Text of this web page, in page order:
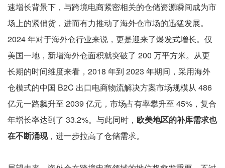
速增长背景下，与跨境电商紧密相关的仓储资源瞬间成为市
场上的紧俏货，进而有力推动了海外仓市场的迅猛发展。
2024 年对于海外仓行业来说，更是迎来了爆发式增长。仅
美国一地，新增海外仓面积就突破了 200 万平方米。从更
长期的时间维度来看，2018 年到 2023 年期间，采用海外
仓模式的中国 B2C 出口电商物流解决方案市场规模从 486
亿元一路飙升至 2039 亿元，市场占有率攀升至 45%，复合
年增长率达到了 33.2%。与此同时， 欧美地区的补库需求也
在不断涌现，进一步拉高了仓储需求。